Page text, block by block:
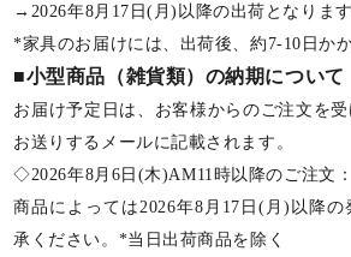
→2026年8月17日(月)以降の出荷となります
*家具のお届けには、出荷後、約7-10日か
■小型商品（雑貨類）の納期について
お届け予定日は、お客様からのご注文を
お送りするメールに記載されます。
◇2026年8月6日(木)AM11時以降のご注文：
商品によっては2026年8月17日(月)以降の
承ください。*当日出荷商品を除く